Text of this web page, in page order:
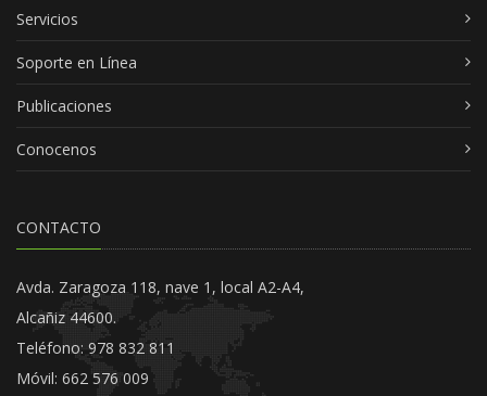
Servicios
Soporte en Línea
Publicaciones
Conocenos
CONTACTO
Avda. Zaragoza 118, nave 1, local A2-A4,
Alcañiz 44600.
Teléfono: 978 832 811
Móvil: 662 576 009